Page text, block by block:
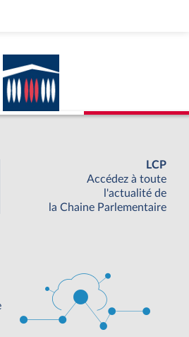
LCP
Accédez à toute
l'actualité de
la Chaine Parlementaire